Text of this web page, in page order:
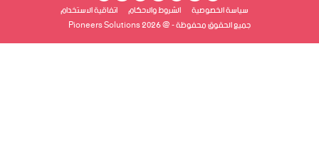
سياسة الخصوصية الشروط والاحكام اتفاقية الاستخدام
جميع الحقوق محفوظة - @ Pioneers Solutions 2026